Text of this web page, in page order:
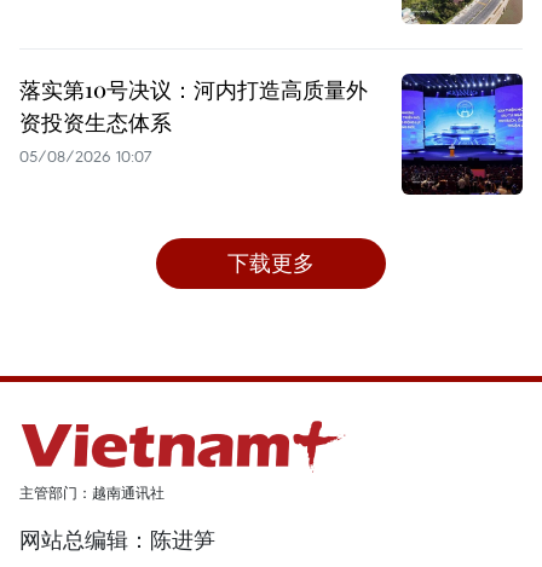
落实第10号决议：河内打造高质量外
资投资生态体系
05/08/2026 10:07
下载更多
主管部门：越南通讯社
网站总编辑：陈进笋